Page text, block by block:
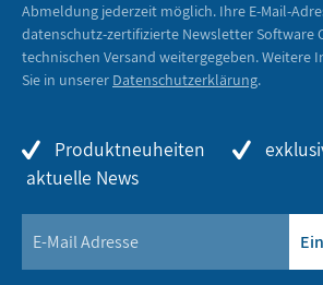
Abmeldung jederzeit möglich. Ihre E-Mail-
datenschutz-zertifizierte Newsletter Software
technischen Versand weitergegeben. Weitere
Sie in unserer Datenschutzerklärung.
Produktneuheiten
aktuelle News